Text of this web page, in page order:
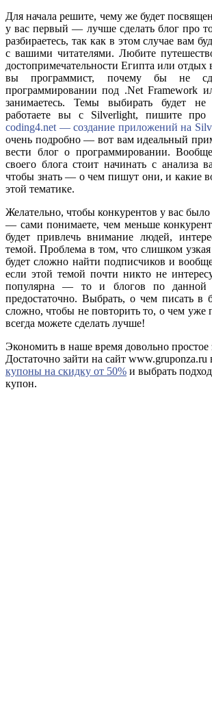
Для начала решите, чему же будет
у вас первый — лучше сделать блог про
разбираетесь, так как в этом случае вам
с вашими читателями. Любите
достопримечательности Египта или
вы программист, почему бы не
программировании под .Net Framework
занимаетесь. Темы выбирать будет
работаете вы с Silverlight, пишите про
coding4.net — создание приложений на
очень подробно — вот вам идеальный
вести блог о программировании.
своего блога стоит начинать с анализа
чтобы знать — о чем пишут они, и какие
этой тематике.
Желательно, чтобы конкурентов у вас
— сами понимаете, чем меньше
будет привлечь внимание людей,
темой. Проблема в том, что слишком
будет сложно найти подписчиков и
если этой темой почти никто не
популярна — то и блогов по данной
предостаточно. Выбрать, о чем писать в
сложно, чтобы не повторить то, о чем уже
всегда можете сделать лучше!
Экономить в наше время довольно простое
Достаточно зайти на сайт www.gruponza.ru
купоны на скидку от 50% и выбрать
купон.